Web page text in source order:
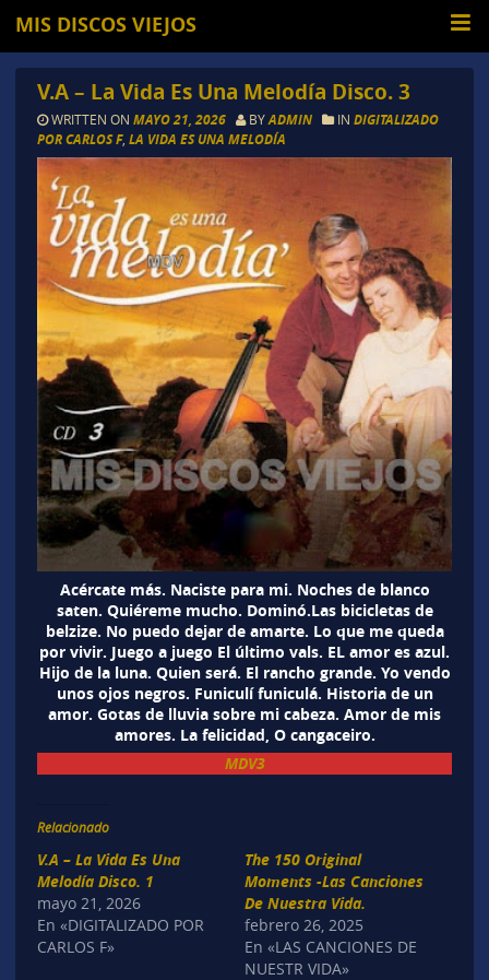
MIS DISCOS VIEJOS
V.A – La Vida Es Una Melodía Disco. 3
WRITTEN ON MAYO 21, 2026 BYADMIN IN DIGITALIZADO
POR CARLOS F, LA VIDA ES UNA MELODÍA
Acércate más. Naciste para mi. Noches de blanco
saten. Quiéreme mucho. Dominó.Las bicicletas de
belzize. No puedo dejar de amarte. Lo que me queda
por vivir. Juego a juego El último vals. EL amor es azul.
Hijo de la luna. Quien será. El rancho grande. Yo vendo
unos ojos negros. Funiculí funiculá. Historia de un
amor. Gotas de lluvia sobre mi cabeza. Amor de mis
amores. La felicidad, O cangaceiro.
MDV3
Relacionado
V.A – La Vida Es Una
Melodía Disco. 1
mayo 21, 2026
En «DIGITALIZADO POR
CARLOS F»
The 150 Original
Moments -Las Canciones
De Nuestra Vida.
febrero 26, 2025
En «LAS CANCIONES DE
NUESTR VIDA»